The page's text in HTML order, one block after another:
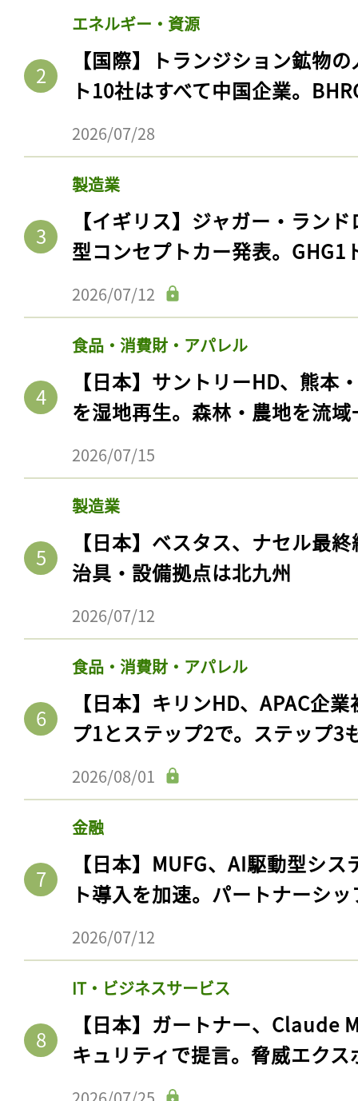
エネルギー・資源
【国際】トランジション鉱物
ト10社はすべて中国企業。
2026/07/28
製造業
【イギリス】ジャガー・ラン
型コンセプトカー発表。GHG1
2026/07/12
食品・消費財・アパレル
【日本】サントリーHD、熊本
を湿地再生。森林・農地を流
2026/07/15
製造業
【日本】ベスタス、ナセル最
治具・設備拠点は北九州
2026/07/12
食品・消費財・アパレル
【日本】キリンHD、APAC企
プ1とステップ2で。ステップ3
2026/08/01
金融
【日本】MUFG、AI駆動型シ
ト導入を加速。パートナーシ
2026/07/12
IT・ビジネスサービス
【日本】ガートナー、Claude
キュリティで提言。脅威エク